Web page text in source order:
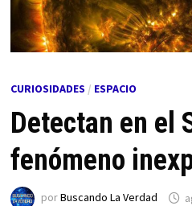
CURIOSIDADES / ESPACIO
Detectan en el
fenómeno
porBuscando La Verdad